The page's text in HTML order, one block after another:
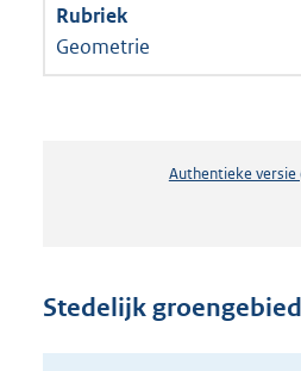
Geometrie
Authentieke versie
Stedelijk groengebied